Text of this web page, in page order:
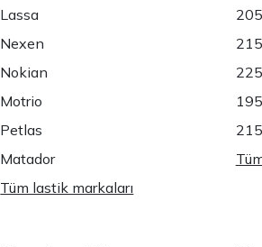
Lassa
Nexen
Nokian
Motrio
Petlas
Matador
Tüm lastik markaları